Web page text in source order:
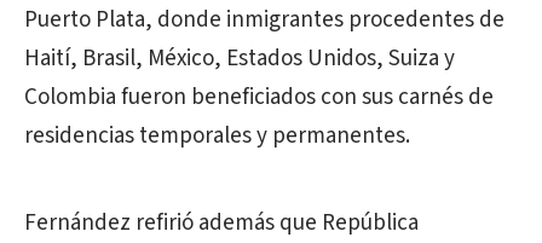
Puerto Plata, donde inmigrantes procedentes de
Haití, Brasil, México, Estados Unidos, Suiza y
Colombia fueron beneficiados con sus carnés de
residencias temporales y permanentes.
Fernández refirió además que República